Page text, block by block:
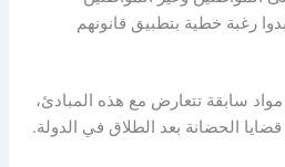
رغبة خطية بتطبيق قانونهم
سابقة تتعارض مع هذه المبادئ،
الحضانة بعد الطلاق في الدولة.